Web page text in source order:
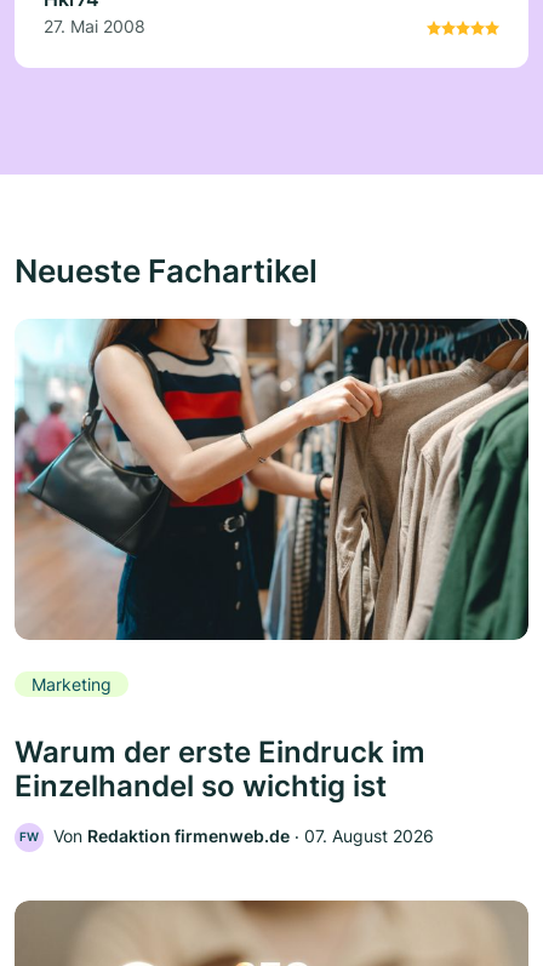
27. Mai 2008
Neueste Fachartikel
Marketing
Warum der erste Eindruck im
Einzelhandel so wichtig ist
FW Von Redaktion firmenweb.de ‧ 07. August 2026